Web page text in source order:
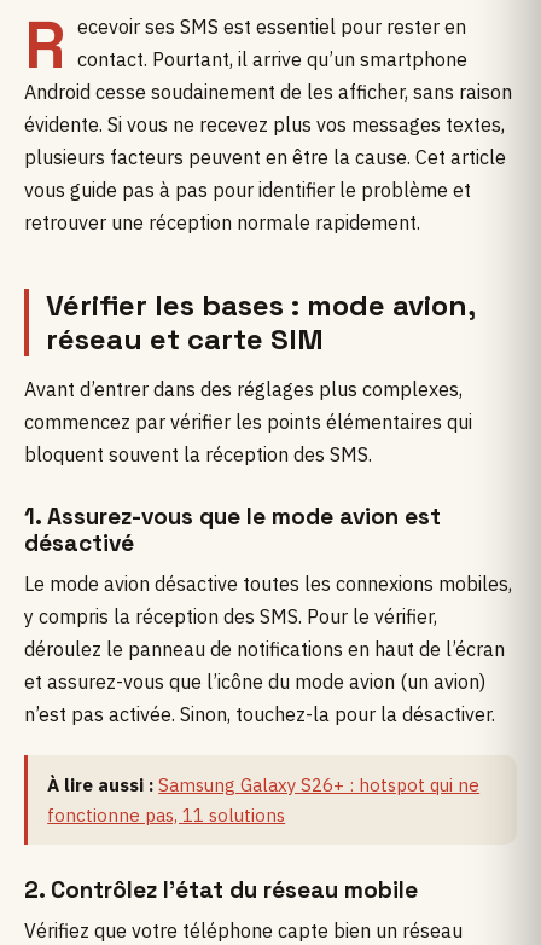
R
ecevoir ses SMS est essentiel pour rester en
contact. Pourtant, il arrive qu’un smartphone
Android cesse soudainement de les afficher, sans raison
évidente. Si vous ne recevez plus vos messages textes,
plusieurs facteurs peuvent en être la cause. Cet article
vous guide pas à pas pour identifier le problème et
retrouver une réception normale rapidement.
Vérifier les bases : mode avion,
réseau et carte SIM
Avant d’entrer dans des réglages plus complexes,
commencez par vérifier les points élémentaires qui
bloquent souvent la réception des SMS.
1. Assurez-vous que le mode avion est
désactivé
Le mode avion désactive toutes les connexions mobiles,
y compris la réception des SMS. Pour le vérifier,
déroulez le panneau de notifications en haut de l’écran
et assurez-vous que l’icône du mode avion (un avion)
n’est pas activée. Sinon, touchez-la pour la désactiver.
À lire aussi : Samsung Galaxy S26+ : hotspot qui ne
fonctionne pas, 11 solutions
2. Contrôlez l’état du réseau mobile
Vérifiez que votre téléphone capte bien un réseau